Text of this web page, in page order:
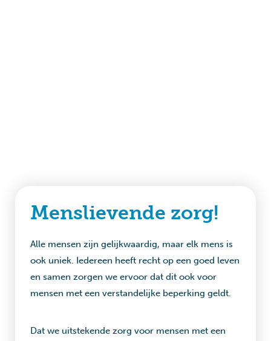
Menslievende zorg!
Alle mensen zijn gelijkwaardig, maar elk mens is
ook uniek. Iedereen heeft recht op een goed leven
en samen zorgen we ervoor dat dit ook voor
mensen met een verstandelijke beperking geldt.
Dat we uitstekende zorg voor mensen met een